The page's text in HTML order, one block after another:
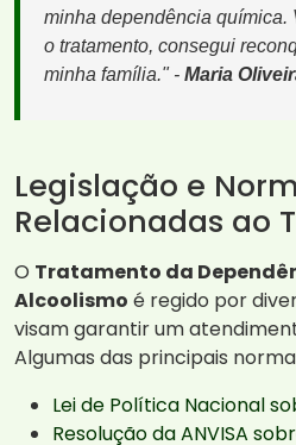
minha dependência química.
o tratamento, consegui
minha família." - Maria
Legislação e
Relacionadas ao
O Tratamento da
Alcoolismo é regido por
visam garantir um
Algumas das principais
Lei de Política Nacional
Resolução da ANVISA